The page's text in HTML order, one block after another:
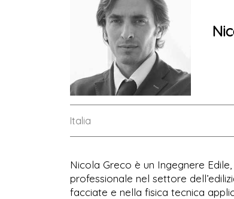
Italia
Nicola Greco è un Ingegnere
professionale nel settore
facciate e nella fisica tecnica